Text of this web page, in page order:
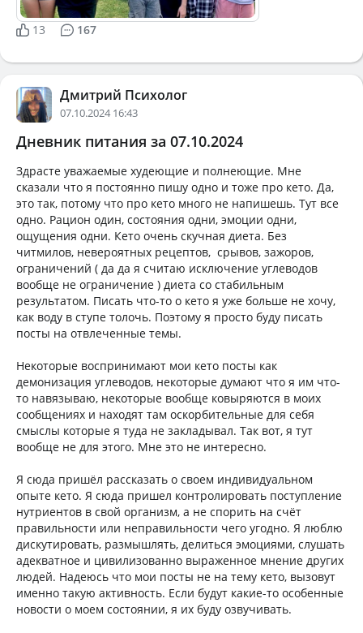
13 167
Дмитрий Психолог
07.10.2024 16:43
Дневник питания за 07.10.2024
Здрасте уважаемые худеющие и полнеющие. Мне
сказали что я постоянно пишу одно и тоже про кето. Да,
это так, потому что про кето много не напишешь. Тут все
одно. Рацион один, состояния одни, эмоции одни,
ощущения одни. Кето очень скучная диета. Без
читмилов, невероятных рецептов, срывов, зажоров,
ограничений ( да да я считаю исключение углеводов
вообще не ограничение ) диета со стабильным
результатом. Писать что-то о кето я уже больше не хочу,
как воду в ступе толочь. Поэтому я просто буду писать
посты на отвлеченные темы.
Некоторые воспринимают мои кето посты как
демонизация углеводов, некоторые думают что я им что-
то навязываю, некоторые вообще ковыряются в моих
сообщениях и находят там оскорбительные для себя
смыслы которые я туда не закладывал. Так вот, я тут
вообще не для этого. Мне это не интересно.
Я сюда пришёл рассказать о своем индивидуальном
опыте кето. Я сюда пришел контролировать поступление
нутриентов в свой организм, а не спорить на счёт
правильности или неправильности чего угодно. Я люблю
дискутировать, размышлять, делиться эмоциями, слушать
адекватное и цивилизованно выраженное мнение других
людей. Надеюсь что мои посты не на тему кето, вызовут
именно такую активность. Если будут какие-то особенные
новости о моем состоянии, я их буду озвучивать.